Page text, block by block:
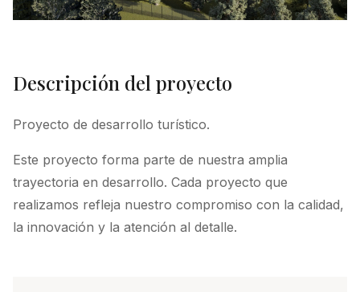
Descripción del proyecto
Proyecto de desarrollo turístico.
Este proyecto forma parte de nuestra amplia
trayectoria en desarrollo. Cada proyecto que
realizamos refleja nuestro compromiso con la calidad,
la innovación y la atención al detalle.